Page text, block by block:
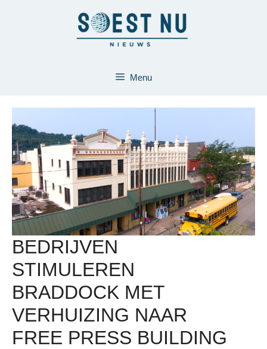
Menu
BEDRIJVEN
STIMULEREN
BRADDOCK MET
VERHUIZING NAAR
FREE PRESS BUILDING